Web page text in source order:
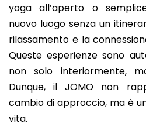
yoga all’aperto o
nuovo luogo senza un
rilassamento e la
Queste esperienze sono
non solo interiormente,
Dunque, il JOMO non
cambio di approccio, ma è
vita.